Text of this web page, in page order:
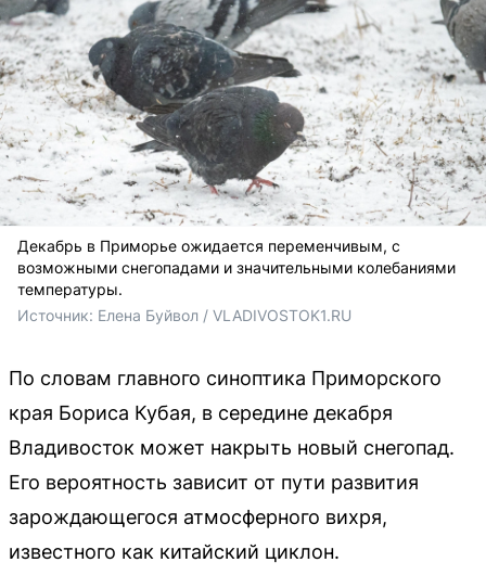
Декабрь в Приморье ожидается переменчивым, с
возможными снегопадами и значительными колебаниями
температуры.
Источник: Елена Буйвол / VLADIVOSTOK1.RU
По словам главного синоптика Приморского
края Бориса Кубая, в середине декабря
Владивосток может накрыть новый снегопад.
Его вероятность зависит от пути развития
зарождающегося атмосферного вихря,
известного как китайский циклон.